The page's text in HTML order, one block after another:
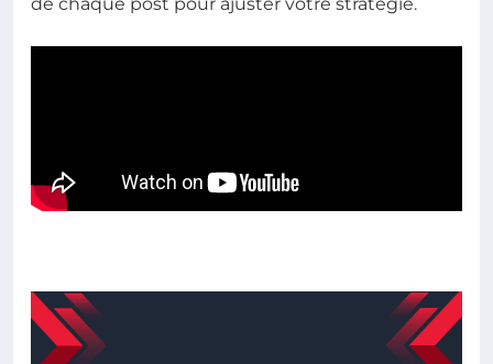
de chaque post pour ajuster votre stratégie.